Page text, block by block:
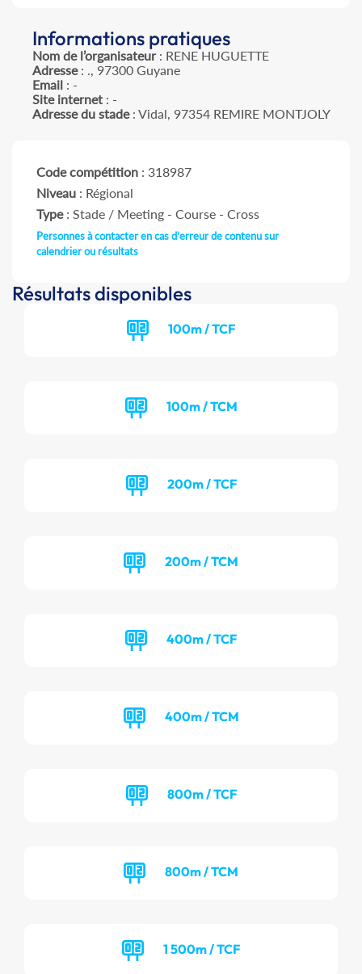
Informations pratiques
Nom de l’organisateur: RENE HUGUETTE
Adresse: ., 97300 Guyane
Email: -
Site internet: -
Adresse du stade: Vidal, 97354 REMIRE MONTJOLY
Code compétition : 318987
Niveau : Régional
Type: Stade / Meeting - Course - Cross
Personnes à contacter en cas d'erreur de contenu sur
calendrier ou résultats
Résultats disponibles
100m / TCF
100m / TCM
200m / TCF
200m / TCM
400m / TCF
400m / TCM
800m / TCF
800m / TCM
1 500m / TCF